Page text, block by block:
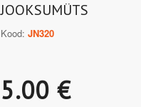
JOOKSUMÜTS
Kood:JN320
5.00 €